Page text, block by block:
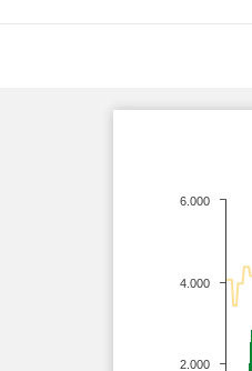
2.000
4.000
6.000